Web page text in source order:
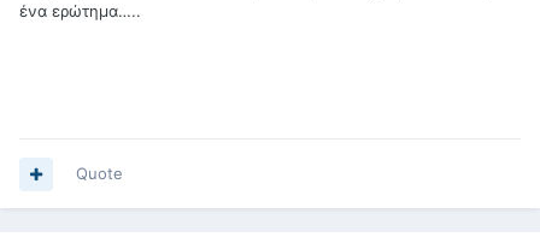
ένα ερώτημα…..
Quote